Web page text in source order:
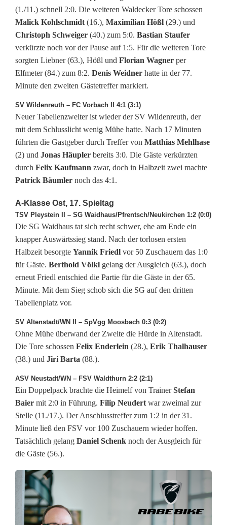
:
D
a
s
p
i
t
z
n
f
e
l
d
r
ü
c
k
t
n
ä
h
(1./11.) schnell 2:0. Die weiteren Waldecker Tore schossen
Malick Kohlschmidt (16.), Maximilian Hößl (29.) und
Christoph Schweiger (40.) zum 5:0. Bastian Staufer
verkürzte noch vor der Pause auf 1:5. Für die weiteren Tore
sorgten Liebner (63.), Hößl und Florian Wagner per
Elfmeter (84.) zum 8:2. Denis Weidner hatte in der 77.
Minute den zweiten Gästetreffer markiert.
SV Wildenreuth – FC Vorbach II 4:1 (3:1)
Neuer Tabellenzweiter ist wieder der SV Wildenreuth, der
mit dem Schlusslicht wenig Mühe hatte. Nach 17 Minuten
führten die Gastgeber durch Treffer von Matthias Mehlhase
(2) und Jonas Häupler bereits 3:0. Die Gäste verkürzten
durch Felix Kaufmann zwar, doch in Halbzeit zwei machte
Patrick Bäumler noch das 4:1.
A-Klasse Ost, 17. Spieltag
TSV Pleystein II – SG Waidhaus/Pfrentsch/Neukirchen 1:2 (0:0)
Die SG Waidhaus tat sich recht schwer, ehe am Ende ein
knapper Auswärtssieg stand. Nach der torlosen ersten
Halbzeit besorgte Yannik Friedl vor 50 Zuschauern das 1:0
für Gäste. Berthold Völkl gelang der Ausgleich (63.), doch
erneut Friedl entschied die Partie für die Gäste in der 65.
Minute. Mit dem Sieg schob sich die SG auf den dritten
Tabellenplatz vor.
SV Altenstadt/WN II – SpVgg Moosbach 0:3 (0:2)
Ohne Mühe überwand der Zweite die Hürde in Altenstadt.
Die Tore schossen Felix Enderlein (28.), Erik Thalhauser
(38.) und Jiri Barta (88.).
ASV Neustadt/WN – FSV Waldthurn 2:2 (2:1)
Ein Doppelpack brachte die Heimelf von TrainerStefan
Baier mit 2:0 in Führung. Filip Neudert war zweimal zur
Stelle (11./17.). Der Anschlusstreffer zum 1:2 in der 31.
Minute ließ den FSV vor 100 Zuschauern wieder hoffen.
Tatsächlich gelang Daniel Schenk noch der Ausgleich für
die Gäste (56.).